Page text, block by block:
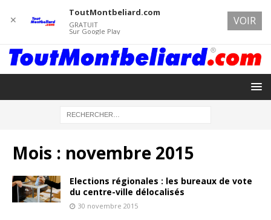
Mois : novembre 2015
Elections régionales : les bureaux de vote
du centre-ville délocalisés
30 novembre 2015
✕
ToutMontbeliard.com
GRATUIT
Sur Google Play
VOIR